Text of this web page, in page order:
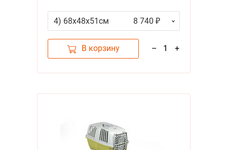
4) 68х48х51см
8 740 ₽
В корзину – 1 +